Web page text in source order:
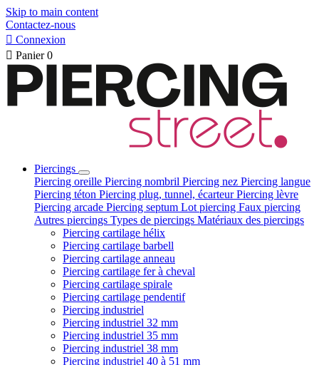
Skip to main content
Contactez-nous
 Connexion
 Panier 0
Piercings
Piercing oreille Piercing nombril Piercing nez Piercing langue
Piercing téton Piercing plug, tunnel, écarteurPiercing lèvre
Piercing arcade Piercing septum Lot piercing Faux piercing
Autres piercings Types de piercings Matériaux des piercings
Piercing cartilage hélix
Piercing cartilage barbell
Piercing cartilage anneau
Piercing cartilage fer à cheval
Piercing cartilage spirale
Piercing cartilage pendentif
Piercing industriel
Piercing industriel 32 mm
Piercing industriel 35 mm
Piercing industriel 38 mm
Piercing industriel 40 à 51 mm